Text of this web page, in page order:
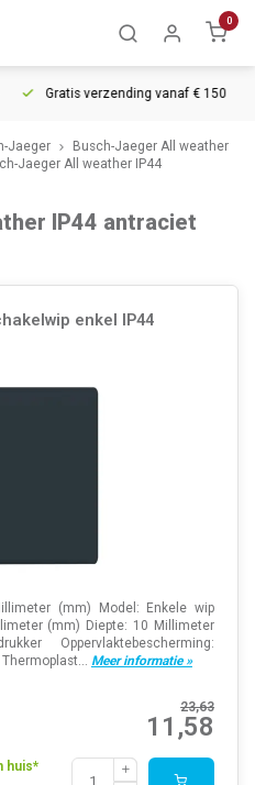
0
Gratis verzending vanaf € 150
Jaeger
Busch-Jaeger All weather
Jaeger All weather IP44
IP44 antraciet
enkel IP44
(mm) Model: Enkele wip
(mm) Diepte: 10 Millimeter
Oppervlaktebescherming:
Meer informatie »
23,63
11,58
huis*